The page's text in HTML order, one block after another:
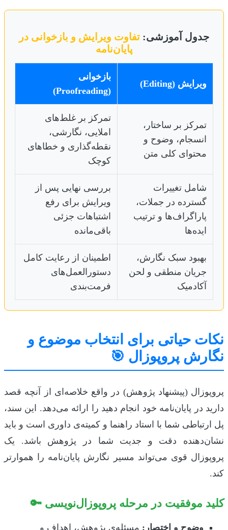
جدول آموزشی: تفاوت ویرایش و بازخوانی در
پایان‌نامه
ویرایش (Editing)
بازخوانی
(Proofreading)
تمرکز بر ساختار،
انسجام، وضوح و
محتوای کلی متن
تمرکز بر غلط‌های
املایی، نگارشی،
نقطه‌گذاری و خطاهای
کوچک
شامل تغییرات
گسترده در جملات،
پاراگراف‌ها و ترتیب
ایده‌ها
بررسی نهایی پس از
ویرایش برای رفع
اشتباهات جزئی
باقی‌مانده
بهبود سبک نگارش،
جریان منطقی و لحن
آکادمیک
اطمینان از رعایت کامل
دستورالعمل‌های
فرمت‌بندی
نکات حیاتی برای انتخاب موضوع و
نگارش پروپوزال 🎯
پروپوزال (پیشنهاد پژوهش) در واقع خلاصه‌ای از آنچه قصد
دارید در پایان‌نامه خود انجام دهید را ارائه می‌دهد. این سند،
پل ارتباطی شما با استاد راهنما و کمیته‌ی داوری است و باید
نشان‌دهنده دقت و جدیت شما در پژوهش باشد. یک
پروپوزال قوی می‌تواند مسیر نگارش پایان‌نامه را هموارتر
کند.
کلید موفقیت در مرحله پروپوزال‌نویسی 🔑
وضوح و اختصار: مسئله‌ی پژوهش، اهداف و